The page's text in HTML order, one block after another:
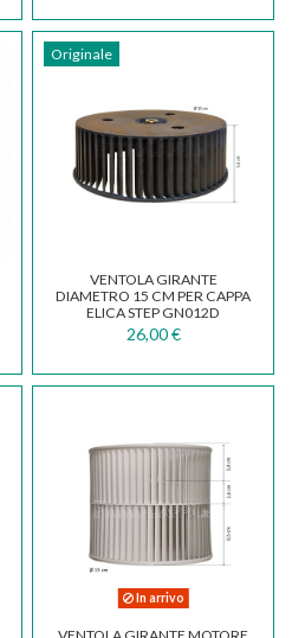
Originale
VENTOLA GIRANTE
DIAMETRO 15 CM PER CAPPA
ELICA STEP GN012D
26,00 €
In arrivo